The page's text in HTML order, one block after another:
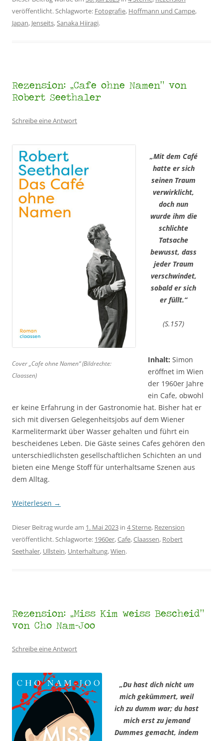
veröffentlicht. Schlagworte: Fotografie, Hoffmann und Campe,
Japan, Jenseits,Sanaka Hiiragi.
Rezension: „Cafe ohne Namen“ von
Robert Seethaler
Schreibe eine Antwort
Cover „Cafe ohne Namen“ (Bildrechte:
Claassen)
„Mit dem Café
hatte er sich
seinen Traum
verwirklicht,
doch nun
wurde ihm die
schlichte
Tatsache
bewusst, dass
jeder Traum
verschwindet,
sobald er sich
er füllt.“
(S.157)
Inhalt: Simon
eröffnet im Wien
der 1960er Jahre
ein Cafe, obwohl
er keine Erfahrung in der Gastronomie hat. Bisher hat er
sich mit diversen Gelegenheitsjobs auf dem Wiener
Karmelitermarkt über Wasser gehalten und führt ein
bescheidenes Leben. Die Gäste seines Cafes gehören den
unterschiedlichsten gesellschaftlichen Schichten an und
bieten eine Menge Stoff für unterhaltsame Szenen aus
dem Alltag.
Weiterlesen →
Dieser Beitrag wurde am 1. Mai 2023 in 4 Sterne, Rezension
veröffentlicht. Schlagworte: 1960er,Cafe,Claassen, Robert
Seethaler, Ullstein, Unterhaltung,Wien.
Rezension: „Miss Kim weiss Bescheid“
von Cho Nam-Joo
Schreibe eine Antwort
„Du hast dich nicht um
mich gekümmert, weil
ich zu dumm war; du hast
mich erst zu jemand
Dummes gemacht, indem